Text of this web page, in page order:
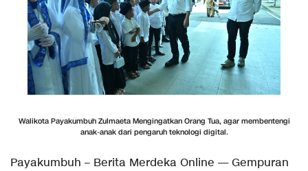
Walikota Payakumbuh Zulmaeta Mengingatkan Orang Tua, agar membentengi
anak-anak dari pengaruh teknologi digital.
Payakumbuh – Berita Merdeka Online — Gempuran